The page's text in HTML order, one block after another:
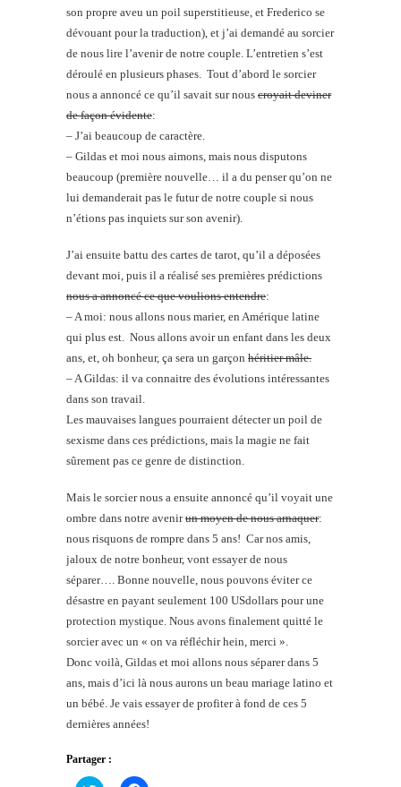
son propre aveu un poil superstitieuse, et Frederico se
dévouant pour la traduction), et j’ai demandé au sorcier
de nous lire l’avenir de notre couple. L’entretien s’est
déroulé en plusieurs phases. Tout d’abord le sorcier
nous a annoncé ce qu’il savait sur nous croyait deviner
de façon évidente:
– J’ai beaucoup de caractère.
– Gildas et moi nous aimons, mais nous disputons
beaucoup (première nouvelle… il a du penser qu’on ne
lui demanderait pas le futur de notre couple si nous
n’étions pas inquiets sur son avenir).
J’ai ensuite battu des cartes de tarot, qu’il a déposées
devant moi, puis il a réalisé ses premières prédictions
nous a annoncé ce que voulions entendre:
– A moi: nous allons nous marier, en Amérique latine
qui plus est. Nous allons avoir un enfant dans les deux
ans, et, oh bonheur, ça sera un garçon héritier mâle.
– A Gildas: il va connaitre des évolutions intéressantes
dans son travail.
Les mauvaises langues pourraient détecter un poil de
sexisme dans ces prédictions, mais la magie ne fait
sûrement pas ce genre de distinction.
Mais le sorcier nous a ensuite annoncé qu’il voyait une
ombre dans notre avenirun moyen de nous arnaquer:
nous risquons de rompre dans 5 ans! Car nos amis,
jaloux de notre bonheur, vont essayer de nous
séparer…. Bonne nouvelle, nous pouvons éviter ce
désastre en payant seulement 100 USdollars pour une
protection mystique. Nous avons finalement quitté le
sorcier avec un « on va réfléchir hein, merci ».
Donc voilà, Gildas et moi allons nous séparer dans 5
ans, mais d’ici là nous aurons un beau mariage latino et
un bébé. Je vais essayer de profiter à fond de ces 5
dernières années!
Partager :